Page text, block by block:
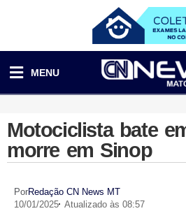
MENU
Motociclista bate
morre em Sinop
PorRedação CN News MT
10/01/2025 Atualizado às 08:57